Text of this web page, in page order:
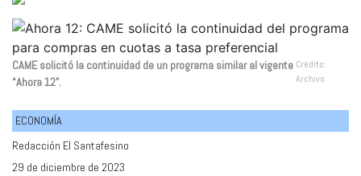
CAME solicitó la continuidad de un programa similar al vigente
“Ahora 12”.
Crédito:
Archivo
ECONOMÍA
Redacción El Santafesino
29 de diciembre de 2023